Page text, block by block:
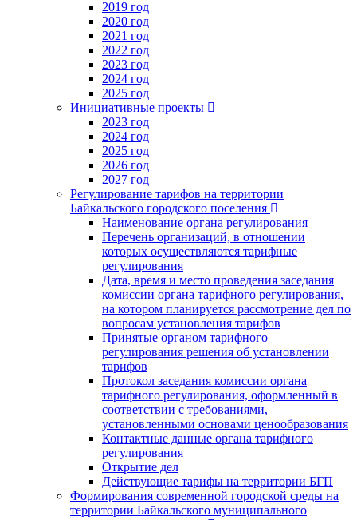
2019 год
2020 год
2021 год
2022 год
2023 год
2024 год
2025 год
Инициативные проекты
2023 год
2024 год
2025 год
2026 год
2027 год
Регулирование тарифов на территории
Байкальского городского поселения
Наименование органа регулирования
Перечень организаций, в отношении
которых осуществляются тарифные
регулирования
Дата, время и место проведения заседания
комиссии органа тарифного регулирования,
на котором планируется рассмотрение дел по
вопросам установления тарифов
Принятые органом тарифного
регулирования решения об установлении
тарифов
Протокол заседания комиссии органа
тарифного регулирования, оформленный в
соответствии с требованиями,
установленными основами ценообразования
Контактные данные органа тарифного
регулирования
Открытие дел
Действующие тарифы на территории БГП
Формирования современной городской среды на
территории Байкальского муниципального